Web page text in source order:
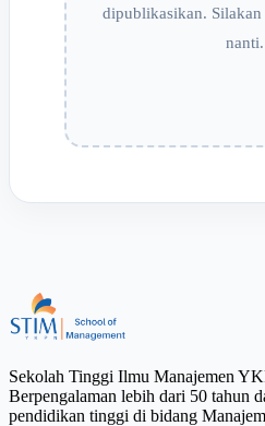
dipublikasikan.
nanti.
Sekolah Tinggi Ilmu Manajemen
Berpengalaman lebih dari 50 tahun
pendidikan tinggi di bidang